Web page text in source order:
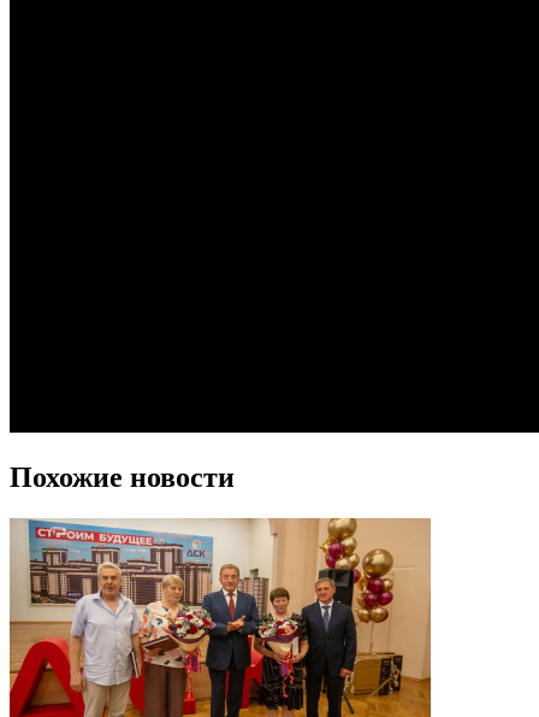
Похожие новости